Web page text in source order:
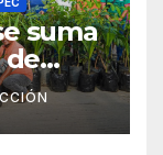
suma
de